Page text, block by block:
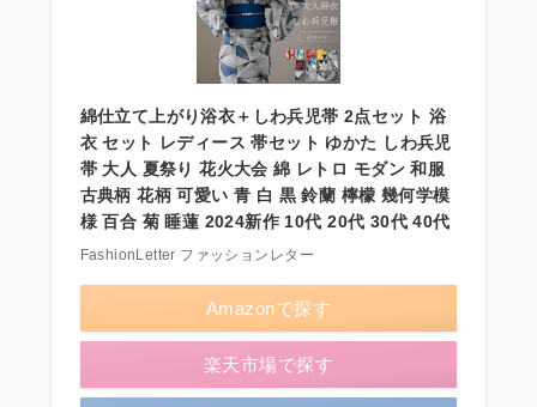
綿仕立て上がり浴衣＋しわ兵児帯 2点セット 浴
衣 セット レディース 帯セット ゆかた しわ兵児
帯 大人 夏祭り 花火大会 綿 レトロ モダン 和服
古典柄 花柄 可愛い 青 白 黒 鈴蘭 檸檬 幾何学模
様 百合 菊 睡蓮 2024新作 10代 20代 30代 40代
FashionLetter ファッションレター
Amazonで探す
楽天市場で探す